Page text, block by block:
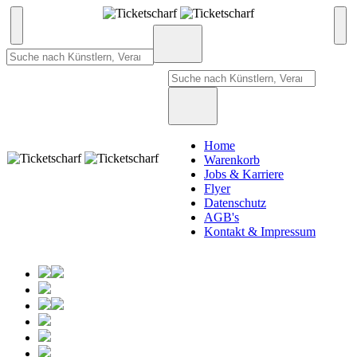
Home
Warenkorb
Jobs & Karriere
Flyer
Datenschutz
AGB's
Kontakt & Impressum